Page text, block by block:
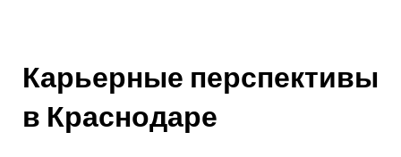
Карьерные перспективы
в Краснодаре